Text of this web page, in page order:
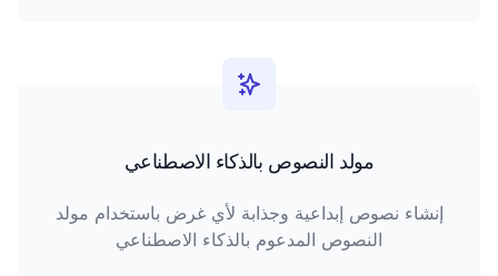
مولد النصوص بالذكاء الاصطناعي
إنشاء نصوص إبداعية وجذابة لأي غرض باستخدام مولد
النصوص المدعوم بالذكاء الاصطناعي